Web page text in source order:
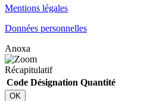
Mentions légales
Données personnelles
Anoxa
Récapitulatif
Code Désignation Quantité
OK